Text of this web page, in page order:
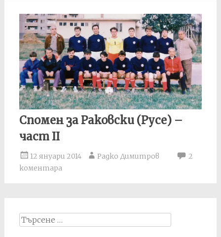
Спомен за Раковски (Русе) –
част II
12 януари 2014 Радко Димитров
2
коментара
Search